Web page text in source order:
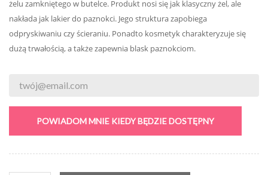
żelu zamkniętego w butelce. Produkt nosi się jak klasyczny żel, ale
nakłada jak lakier do paznokci. Jego struktura zapobiega
odpryskiwaniu czy ścieraniu. Ponadto kosmetyk charakteryzuje się
dużą trwałością, a także zapewnia blask paznokciom.
POWIADOM MNIE KIEDY BĘDZIE DOSTĘPNY